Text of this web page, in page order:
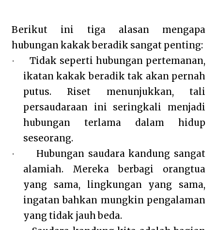
Berikut ini tiga alasan mengapa
hubungan kakak beradik sangat penting:
·
Tidak seperti hubungan pertemanan,
ikatan kakak beradik tak akan pernah
putus. Riset menunjukkan, tali
persaudaraan ini seringkali menjadi
hubungan terlama dalam hidup
seseorang.
·
Hubungan saudara kandung sangat
alamiah. Mereka berbagi orangtua
yang sama, lingkungan yang sama,
ingatan bahkan mungkin pengalaman
yang tidak jauh beda.